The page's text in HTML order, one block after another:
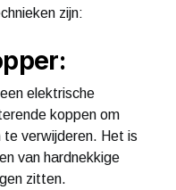
zijn:
elektrische
koppen om
verwijderen. Het is
van hardnekkige
zitten.